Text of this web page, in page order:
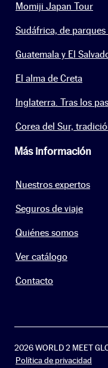
Momiji Japan Tour
Sudáfrica, de
Guatemala y El
El alma de Creta
Inglaterra. Tras los
Corea del Sur,
Más información
Nuestros expertos
Seguros de viaje
Quiénes somos
Ver catálogo
Contacto
2026 WORLD 2 MEET
Política de privacidad